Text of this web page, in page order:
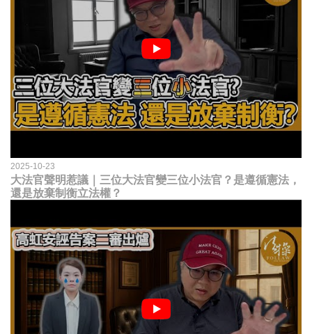
2025-10-23
大法官聲明惹議｜三位大法官變三位小法官？是遵循憲法，
還是放棄制衡立法權？